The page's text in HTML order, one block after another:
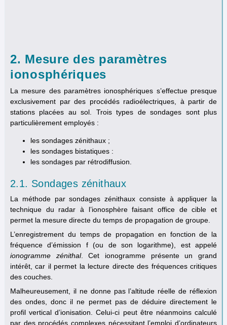
2. Mesure des paramètres
ionosphériques
La mesure des paramètres ionosphériques s’effectue presque
exclusivement par des procédés radioélectriques, à partir de
stations placées au sol. Trois types de sondages sont plus
particulièrement employés :
les sondages zénithaux ;
les sondages bistatiques :
les sondages par rétrodiffusion.
2.1. Sondages zénithaux
La méthode par sondages zénithaux consiste à appliquer la
technique du radar à l’ionosphère faisant office de cible et
permet la mesure directe du temps de propagation de groupe.
L’enregistrement du temps de propagation en fonction de la
fréquence d’émission f (ou de son logarithme), est appelé
ionogramme zénithal. Cet ionogramme présente un grand
intérêt, car il permet la lecture directe des fréquences critiques
des couches.
Malheureusement, il ne donne pas l’altitude réelle de réflexion
des ondes, donc il ne permet pas de déduire directement le
profil vertical d’ionisation. Celui-ci peut être néanmoins calculé
par des procédés complexes nécessitant l’emploi d’ordinateurs